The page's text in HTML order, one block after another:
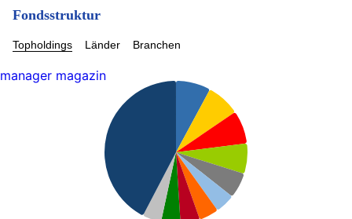
Fondsstruktur
Topholdings Länder Branchen
manager magazin